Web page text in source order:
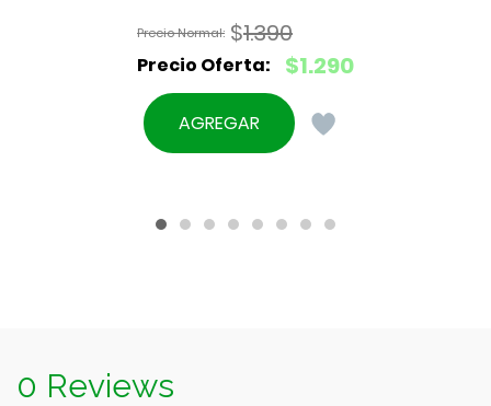
$1.390
El
precio
original
$1.290
El
precio
actual
AGREGAR
0 Reviews